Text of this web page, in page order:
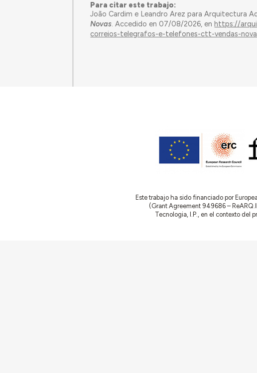
Para citar este trabajo:
João Cardim e Leandro Arez para Arquitectura
Novas. Accedido en 07/08/2026, en https://
correios-telegrafos-e-telefones-ctt-vendas-
Este trabajo ha sido financiado por
(Grant Agreement 949686 –
Tecnologia, I.P., en el contexto del